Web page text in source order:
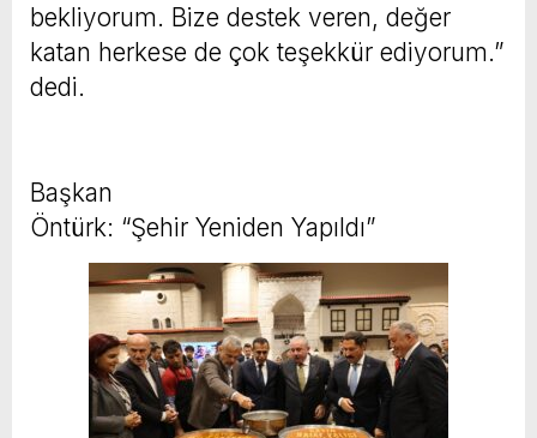
bekliyorum. Bize destek veren, değer
katan herkese de çok teşekkür ediyorum.”
dedi.
Başkan
Öntürk: “Şehir Yeniden Yapıldı”